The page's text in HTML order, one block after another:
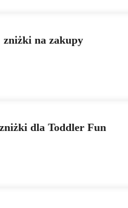
zniżki na zakupy
dla Toddler Fun